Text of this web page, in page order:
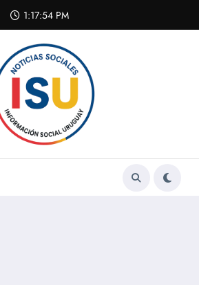
1:17:55 PM